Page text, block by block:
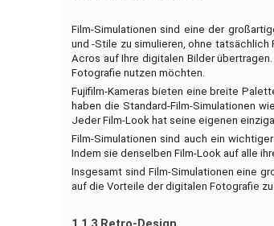
Film-Simulationen sind eine der
und -Stile zu simulieren, ohne tatsächlich
Acros auf Ihre digitalen Bilder
Fotografie nutzen möchten.
Fujifilm-Kameras bieten eine breite
haben die Standard-Film-Simulationen
Jeder Film-Look hat seine eigenen
Film-Simulationen sind auch ein
Indem sie denselben Film-Look auf alle
Insgesamt sind Film-Simulationen eine
auf die Vorteile der digitalen Fotografie